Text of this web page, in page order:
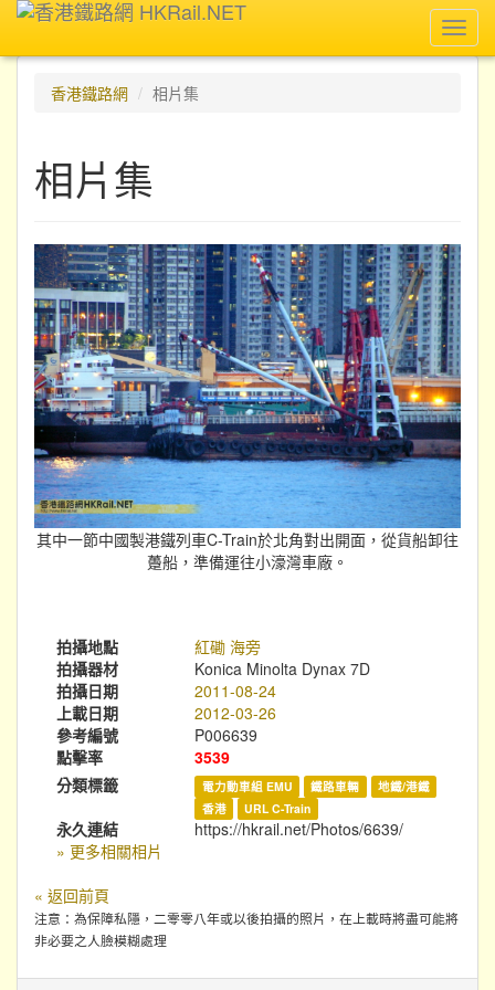
香港鐵路網
相片集
相片集
其中一節中國製港鐵列車C-Train於北角對出開面，從貨船卸往
躉船，準備運往小濠灣車廠。
拍攝地點
紅磡 海旁
拍攝器材
Konica Minolta Dynax 7D
拍攝日期
2011-08-24
上載日期
2012-03-26
參考編號
P006639
點擊率
3539
分類標籤
電力動車組 EMU 鐵路車輛
地鐵/港鐵
香港
URL C-Train
永久連結
https://hkrail.net/Photos/6639/
» 更多相關相片
« 返回前頁
注意：為保障私隱，二零零八年或以後拍攝的照片，在上載時將盡可能將
非必要之人臉模糊處理